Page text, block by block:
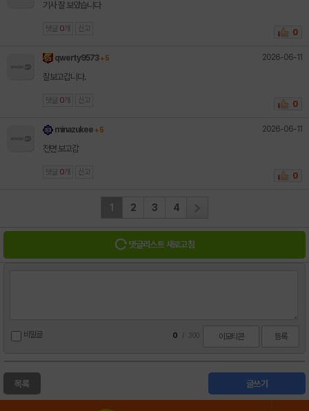
기사 잘 보았습니다
댓글 0 개 신고 0
qwerty9573 + 5 2026-06-11
잘보고갑니다.
댓글 0 개 신고 0
minazukee + 5 2026-06-11
전면 보고감
댓글 0 개 신고 0
1 2 3 4
댓글리스트 새로고침
비밀글 0 300 이모티콘 등록
글쓰기
목록